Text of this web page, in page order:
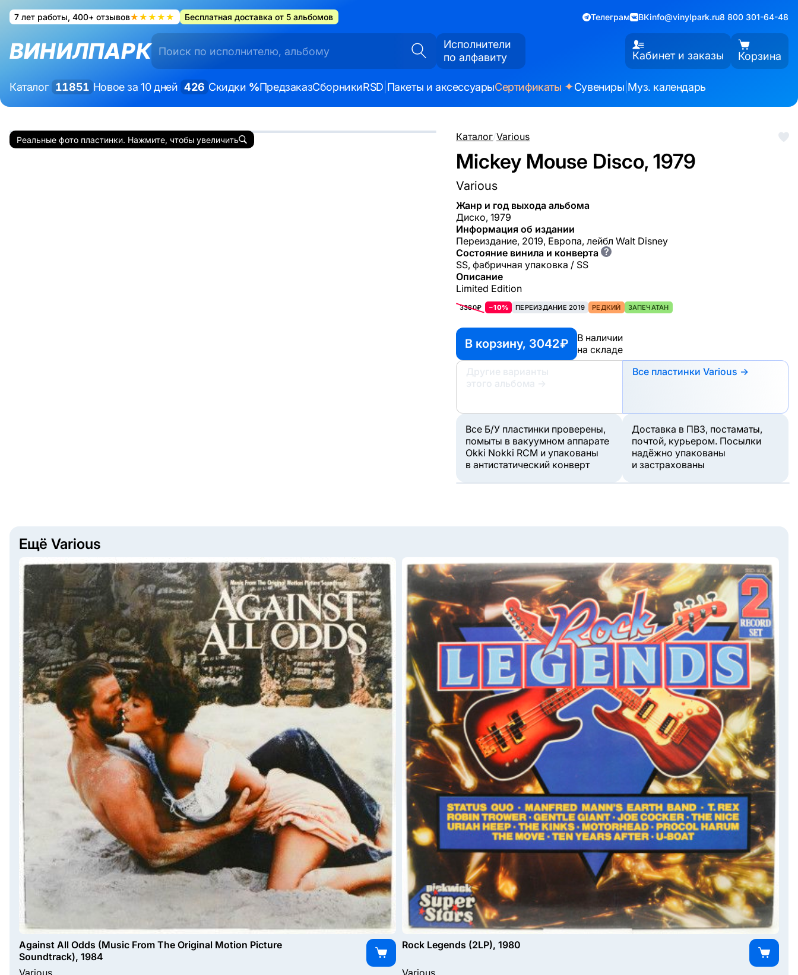
7 лет работы, 400+ отзывов★★★★★ Бесплатная доставка от 5 альбомов Телеграм ВКinfo@vinylpark.ru8 800 301-64-48
ВИНИЛПАРК
Исполнители
по алфавиту
Кабинет и заказы Корзина
Каталог 11851 Новое за 10 дней 426 Скидки %ПредзаказСборникиRSD Пакеты и аксессуарыСертификаты ✦Сувениры Муз. календарь
Каталог/Various
Mickey Mouse Disco, 1979
Various
Жанр и год выхода альбома
Диско, 1979
Информация об издании
Переиздание, 2019, Европа, лейбл Walt Disney
Состояние винила и конверта ?
SS, фабричная упаковка / SS
Описание
Limited Edition
3380₽ −10% ПЕРЕИЗДАНИЕ 2019 РЕДКИЙ ЗАПЕЧАТАН
В корзину, 3042 ₽
В наличии
на складе
Другие варианты
этого альбома
→
Все пластинки Various →
Все Б/У пластинки проверены,
помыты в вакуумном аппарате
Okki Nokki RCM и упакованы
в антистатический конверт
Доставка в ПВЗ, постаматы,
почтой, курьером. Посылки
надёжно упакованы
и застрахованы
Реальные фото пластинки. Нажмите, чтобы увеличить
Ещё Various
Against All Odds (Music From The Original Motion Picture
Soundtrack), 1984
Rock Legends (2LP), 1980